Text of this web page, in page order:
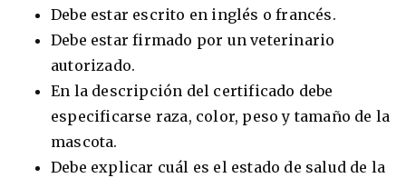
Debe estar escrito en inglés o francés.
Debe estar firmado por un veterinario
autorizado.
En la descripción del certificado debe
especificarse raza, color, peso y tamaño de la
mascota.
Debe explicar cuál es el estado de salud de la